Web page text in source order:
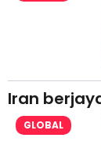
Iran
GLOBAL